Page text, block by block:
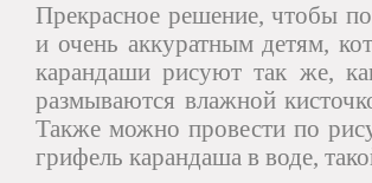
Прекрасное решение, чтобы
и очень аккуратным детям,
карандаши рисуют так же,
размываются влажной
Также можно провести по
грифель карандаша в воде,